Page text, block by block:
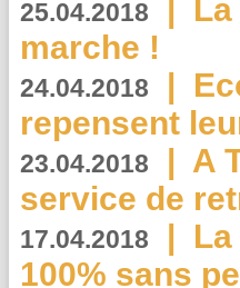
25.04.2018 |
marche !
24.04.2018 |
repensent
23.04.2018 | A
service de
17.04.2018 |
100% sans